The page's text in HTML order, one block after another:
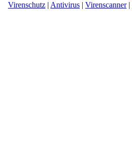
Virenschutz | Antivirus | Virenscanner|